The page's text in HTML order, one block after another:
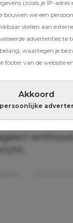
(zoals je IP-adres
bouwen we een
stellen aan
advertenties te
waartegen je
footer van de website
Akkoord
zwanger
Instagram-
babybuik
Vol Liefde